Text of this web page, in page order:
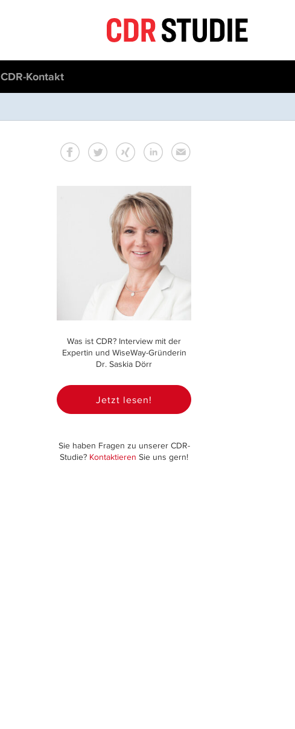
Was ist CDR? Interview mit der
Expertin und WiseWay-Gründerin
Dr. Saskia Dörr
Jetzt lesen!
Sie haben Fragen zu unserer CDR-
Studie? Kontaktieren Sie uns gern!
CDR-Kontakt